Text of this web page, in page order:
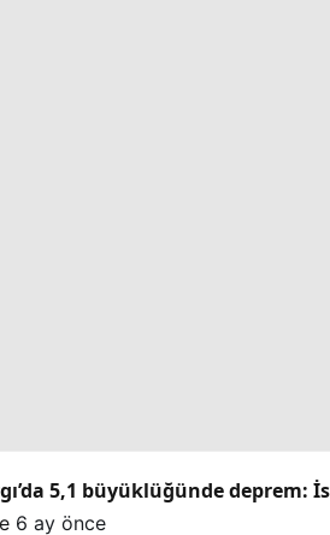
5,1 büyüklüğünde deprem:
6 ay önce